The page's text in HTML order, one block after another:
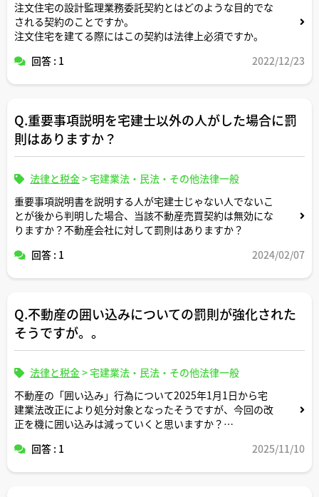
注文住宅の設計監理業務委託契約とはどのような目的でな
される契約のことですか。
注文住宅を建てる際にはこの契約は法律上必須ですか。
回答 : 1
2022/12/23
Q.重要事項説明を宅建士以外の人がした場合に罰
則はありますか？
法律と税金>宅建業法・民法・その他法律一般
重要事項説明書を説明する人が宅建士じゃない人でないこ
とが後から判明した場合、当該不動産売買契約は無効にな
りますか？不動産会社に対して罰則はありますか？
回答 : 1
2024/02/07
Q.不動産の囲い込みについての罰則が強化された
そうですが。。
法律と税金>宅建業法・民法・その他法律一般
不動産の「囲い込み」行為について2025年1月1日から宅
建業法改正により処分対象となったそうですが、今回の改
正を機に囲い込みは減っていくと思いますか？
それとも法の網の目を潜る形でこれからも残っていくと思
回答 : 1 2025/11/10